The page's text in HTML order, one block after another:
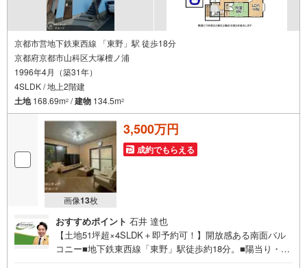
・大津市立志賀小学校まで徒歩約14分
・大津市皇子山中学校まで徒歩約16分
弊社が選ばれる理由
1.お金の扱い方のプロ、ファイナンシャルプランナーが資金計画をサポー
ト！
2.買い替えなどにも対応できる売却専門チームあり！
3.たくさんの銀行と繋がりがあるため、最も低金利になるように審査が可
能！
弊社は専門家同士が連携をとっているため、より多くの知見がございま
お気軽にお問合せください！
京都市営地下鉄東西線 「東野」駅 徒歩18分
京都府京都市山科区大塚檀ノ浦
1996年4月（築31年）
4SLDK / 地上2階建
土地168.69m2 /建物 134.5m2
画像13枚
3,500万円
成約でもらえる
おすすめポイント 石井 達也
【土地51坪超×4SLDK＋即予約可！】開放感ある南面バル
コニー■地下鉄東西線「東野」駅徒歩約18分。■陽当り・通